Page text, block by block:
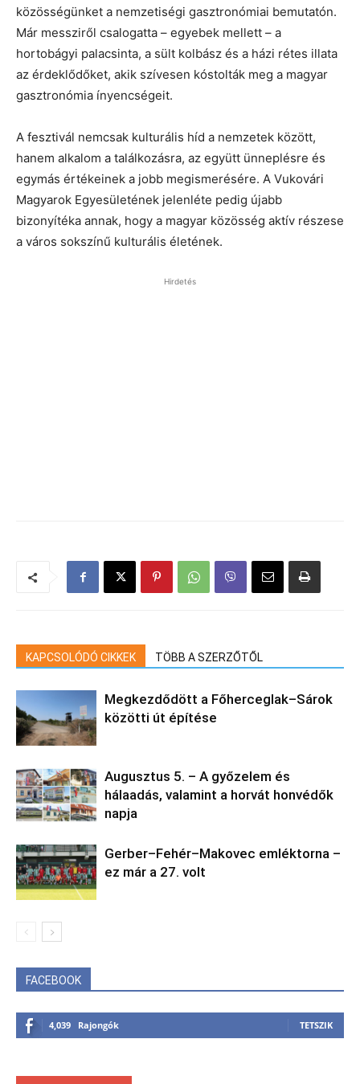
közösségünket a nemzetiségi gasztronómiai bemutatón.
Már messziről csalogatta – egyebek mellett – a
hortobágyi palacsinta, a sült kolbász és a házi rétes illata
az érdeklődőket, akik szívesen kóstolták meg a magyar
gasztronómia ínyencségeit.
A fesztivál nemcsak kulturális híd a nemzetek között,
hanem alkalom a találkozásra, az együtt ünneplésre és
egymás értékeinek a jobb megismerésére. A Vukovári
Magyarok Egyesületének jelenléte pedig újabb
bizonyítéka annak, hogy a magyar közösség aktív részese
a város sokszínű kulturális életének.
Hirdetés
KAPCSOLÓDÓ CIKKEK TÖBB A SZERZŐTŐL
Megkezdődött a Főherceglak–Sárok
közötti út építése
Augusztus 5. – A győzelem és
hálaadás, valamint a horvát honvédők
napja
Gerber–Fehér–Makovec emléktorna –
ez már a 27. volt
FACEBOOK
4,039 Rajongók TETSZIK